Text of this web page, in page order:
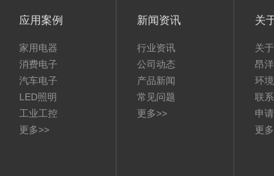
应用案例
家用电器
消费电子
汽车电子
LED照明
工业工控
更多>>
新闻资讯
行业资讯
公司动态
产品新闻
常见问题
更多>>
关
关
昂
环
联
申
更